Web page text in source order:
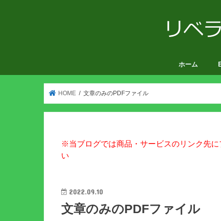
ホーム
HOME 文章のみのPDFファイル
※当ブログでは商品・サービスのリンク先
い
2022.09.10
文章のみのPDFファイル